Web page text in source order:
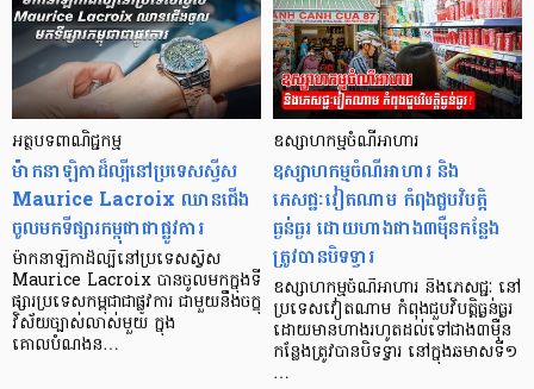
អត្ថបទពាណិជ្ជកម្ម
ម៉ាកនាឡិកាដ៏ល្បីនៅប្រទេសស្វីស
Maurice Lacroix ឈានជើង
ចូលមកទីផ្សារកម្ពុជាជាផ្លូវការ
ម៉ាកនាឡិកាដ៏ល្បីនៅប្រទេសស្វីស
Maurice Lacroix បានចូលមកក្នុងទី
ផ្សារប្រទេសកម្ពុជាជាផ្លូវការ ជាមួយនឹងចក្ខុ
វិស័យច្បាស់លាស់មួយ ក្នុង
គោលបំណងន…
ឧស្សាហកម្មចំណីអាហារ
ឧស្សាហកម្មចំណីអាហារ និង
ភេសជ្ជៈវៀតណាម កំពុងជួបវិបត្តិ
ធ្ងន់ធ្ងរ ដោយហាងជាង៣ម៉ឺនកន្លែង
ត្រូវបានបិទទ្វារ
ឧស្សាហកម្មចំណីអាហារ និងភេសជ្ជៈ នៅ
ប្រទេសវៀតណាម កំពុងជួបវិបត្តិធ្ងន់ធ្ងរ
ដោយមានហាងរហូតដល់ទៅជាង៣ម៉ឺន
កន្លែងត្រូវបានបិទទ្វារ នៅក្នុងឆមាសទី១
…